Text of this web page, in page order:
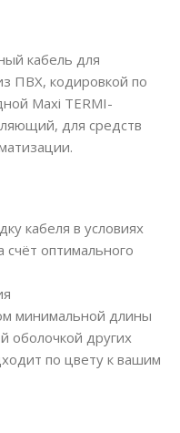
кабель для
ПВХ, кодировкой по
Maxi TERMI-
для средств
кабеля в условиях
счёт оптимального
минимальной длины
оболочкой других
по цвету к вашим